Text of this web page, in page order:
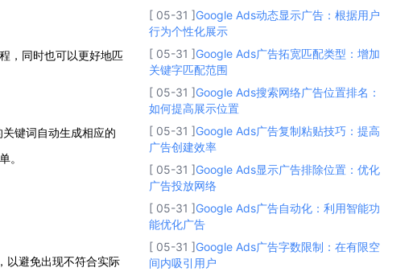
，同时也可以更好地匹
键词自动生成相应的
。
以避免出现不符合实际
[ 05-31 ]Google Ads动态显示广告：根据用户
行为个性化展示
[ 05-31 ]Google Ads广告拓宽匹配类型：增加
关键字匹配范围
[ 05-31 ]Google Ads搜索网络广告位置排名：
如何提高展示位置
[ 05-31 ]Google Ads广告复制粘贴技巧：提高
广告创建效率
[ 05-31 ]Google Ads显示广告排除位置：优化
广告投放网络
[ 05-31 ]Google Ads广告自动化：利用智能功
能优化广告
[ 05-31 ]Google Ads广告字数限制：在有限空
间内吸引用户